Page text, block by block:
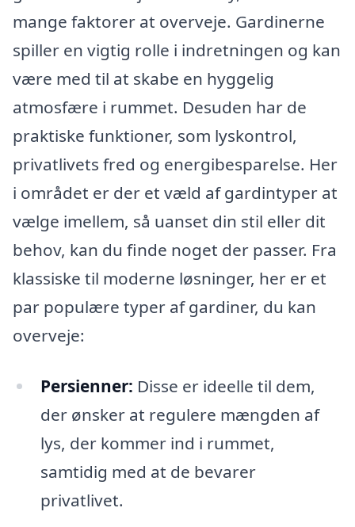
mange faktorer at overveje. Gardinerne
spiller en vigtig rolle i indretningen og kan
være med til at skabe en hyggelig
atmosfære i rummet. Desuden har de
praktiske funktioner, som lyskontrol,
privatlivets fred og energibesparelse. Her
i området er der et væld af gardintyper at
vælge imellem, så uanset din stil eller dit
behov, kan du finde noget der passer. Fra
klassiske til moderne løsninger, her er et
par populære typer af gardiner, du kan
overveje:
Persienner: Disse er ideelle til dem,
der ønsker at regulere mængden af
lys, der kommer ind i rummet,
samtidig med at de bevarer
privatlivet.